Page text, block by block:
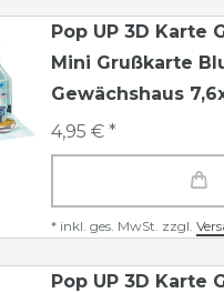
Pop UP 3D Karte
Mini Grußkarte
Gewächshaus
4,95 € *
* inkl. ges. MwSt. zzgl.
Pop UP 3D Karte